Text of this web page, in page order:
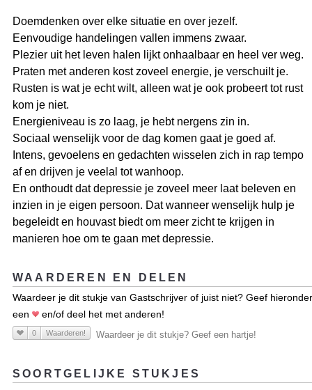
Doemdenken over elke situatie en over jezelf.
Eenvoudige handelingen vallen immens zwaar.
Plezier uit het leven halen lijkt onhaalbaar en heel ver weg.
Praten met anderen kost zoveel energie, je verschuilt je.
Rusten is wat je echt wilt, alleen wat je ook probeert tot rust
kom je niet.
Energieniveau is zo laag, je hebt nergens zin in.
Sociaal wenselijk voor de dag komen gaat je goed af.
Intens, gevoelens en gedachten wisselen zich in rap tempo
af en drijven je veelal tot wanhoop.
En onthoudt dat depressie je zoveel meer laat beleven en
inzien in je eigen persoon. Dat wanneer wenselijk hulp je
begeleidt en houvast biedt om meer zicht te krijgen in
manieren hoe om te gaan met depressie.
WAARDEREN EN DELEN
Waardeer je dit stukje van Gastschrijver of juist niet? Geef hieronder
een
en/of deel het met anderen!
0 Waarderen! Waardeer je dit stukje? Geef een hartje!
SOORTGELIJKE STUKJES